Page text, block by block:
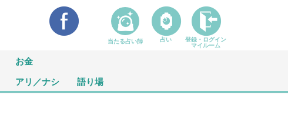
お金
アリ／ナシ 語り場
当たる占い師 占い
登録・ログイン
マイルーム